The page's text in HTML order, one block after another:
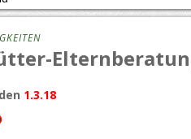
1.3.18